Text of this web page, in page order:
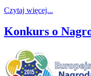
Czytaj więcej...
Konkurs o